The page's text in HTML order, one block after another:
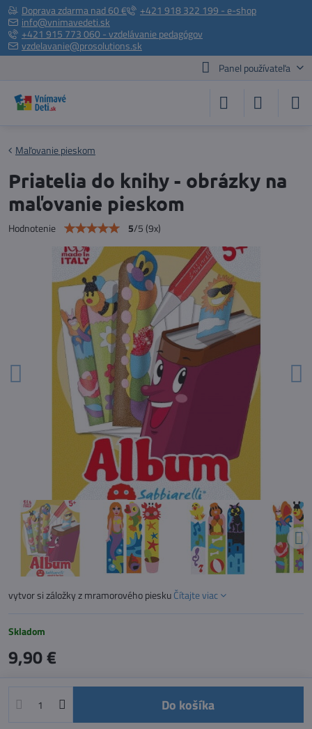
Doprava zdarma nad 60 €
+421 918 322 199 - e-shop
info@vnimavedeti.sk
+421 915 773 060 - vzdelávanie pedagógov
vzdelavanie@prosolutions.sk
Panel používateľa
Maľovanie pieskom
Priatelia do knihy - obrázky na
maľovanie pieskom
Hodnotenie 5/5(9x)
vytvor si záložky z mramorového pieskuČítajte viac
Skladom
9,90 €
Do košíka